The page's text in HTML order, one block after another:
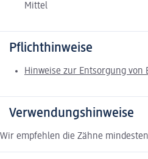
Mittel
Pflichthinweise
Hinweise zur Entsorgung
Verwendungshinweise
Wir empfehlen die Zähne